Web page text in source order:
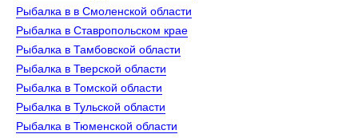
Рыбалка в в Смоленской области
Рыбалка в Ставропольском крае
Рыбалка в Тамбовской области
Рыбалка в Тверской области
Рыбалка в Томской области
Рыбалка в Тульской области
Рыбалка в Тюменской области